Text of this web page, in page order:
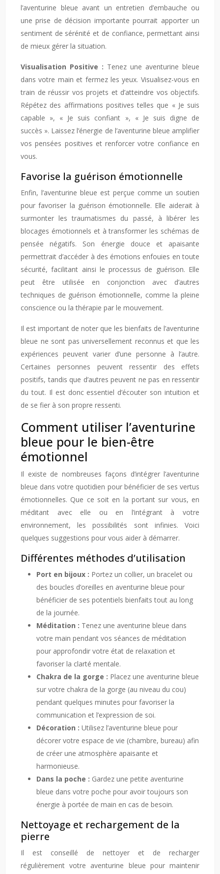
l’aventurine bleue avant un entretien d’embauche ou
une prise de décision importante pourrait apporter un
sentiment de sérénité et de confiance, permettant ainsi
de mieux gérer la situation.
Visualisation Positive : Tenez une aventurine bleue
dans votre main et fermez les yeux. Visualisez-vous en
train de réussir vos projets et d’atteindre vos objectifs.
Répétez des affirmations positives telles que « Je suis
capable », « Je suis confiant », « Je suis digne de
succès ». Laissez l’énergie de l’aventurine bleue amplifier
vos pensées positives et renforcer votre confiance en
vous.
Favorise la guérison émotionnelle
Enfin, l’aventurine bleue est perçue comme un soutien
pour favoriser la guérison émotionnelle. Elle aiderait à
surmonter les traumatismes du passé, à libérer les
blocages émotionnels et à transformer les schémas de
pensée négatifs. Son énergie douce et apaisante
permettrait d’accéder à des émotions enfouies en toute
sécurité, facilitant ainsi le processus de guérison. Elle
peut être utilisée en conjonction avec d’autres
techniques de guérison émotionnelle, comme la pleine
conscience ou la thérapie par le mouvement.
Il est important de noter que les bienfaits de l’aventurine
bleue ne sont pas universellement reconnus et que les
expériences peuvent varier d’une personne à l’autre.
Certaines personnes peuvent ressentir des effets
positifs, tandis que d’autres peuvent ne pas en ressentir
du tout. Il est donc essentiel d’écouter son intuition et
de se fier à son propre ressenti.
Comment utiliser l’aventurine
bleue pour le bien-être
émotionnel
Il existe de nombreuses façons d’intégrer l’aventurine
bleue dans votre quotidien pour bénéficier de ses vertus
émotionnelles. Que ce soit en la portant sur vous, en
méditant avec elle ou en l’intégrant à votre
environnement, les possibilités sont infinies. Voici
quelques suggestions pour vous aider à démarrer.
Différentes méthodes d’utilisation
Port en bijoux : Portez un collier, un bracelet ou
des boucles d’oreilles en aventurine bleue pour
bénéficier de ses potentiels bienfaits tout au long
de la journée.
Méditation : Tenez une aventurine bleue dans
votre main pendant vos séances de méditation
pour approfondir votre état de relaxation et
favoriser la clarté mentale.
Chakra de la gorge : Placez une aventurine bleue
sur votre chakra de la gorge (au niveau du cou)
pendant quelques minutes pour favoriser la
communication et l’expression de soi.
Décoration : Utilisez l’aventurine bleue pour
décorer votre espace de vie (chambre, bureau) afin
de créer une atmosphère apaisante et
harmonieuse.
Dans la poche : Gardez une petite aventurine
bleue dans votre poche pour avoir toujours son
énergie à portée de main en cas de besoin.
Nettoyage et rechargement de la
pierre
Il est conseillé de nettoyer et de recharger
régulièrement votre aventurine bleue pour maintenir